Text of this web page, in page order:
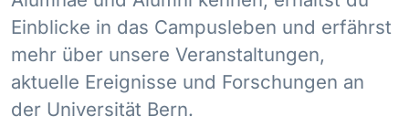
Einblicke in das Campusleben und erfährst
mehr über unsere Veranstaltungen,
aktuelle Ereignisse und Forschungen an
der Universität Bern.